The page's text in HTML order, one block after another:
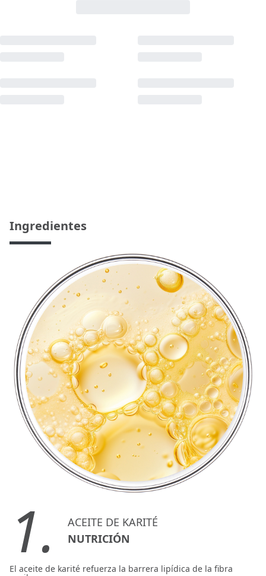
Ingredientes
1.
ACEITE DE KARITÉ
NUTRICIÓN
El aceite de karité refuerza la barrera lipídica de la fibra